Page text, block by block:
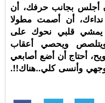
أجلس بجانب حرفك، أن
أن أصمت مطولا
يمشي قلبي نحوك على
ويحصي أعقاب
أحتاج أن أضع أصابعي
وأنسى كلي..هناك!!.